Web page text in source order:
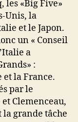
les «Big Five»
Unis, la
et le Japon.
un « Conseil
a
:
et la France.
par le
Clemenceau,
la grande tâche